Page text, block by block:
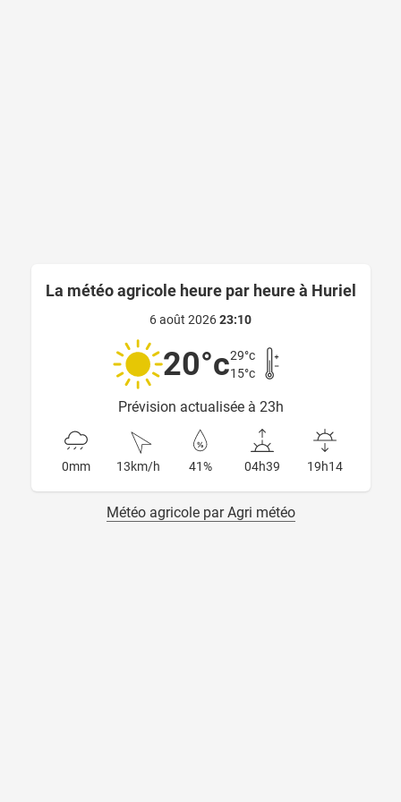
La météo agricole heure par heure à Huriel
6 août 202623:10
20°c29°c
15°c
Prévision actualisée à 23h
0mm 13km/h 41% 04h39 19h14
Météo agricole par Agri météo